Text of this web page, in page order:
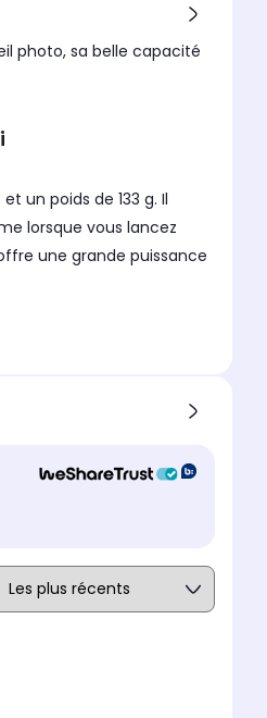
photo, sa belle capacité
et un poids de 133 g. Il
lorsque vous lancez
une grande puissance